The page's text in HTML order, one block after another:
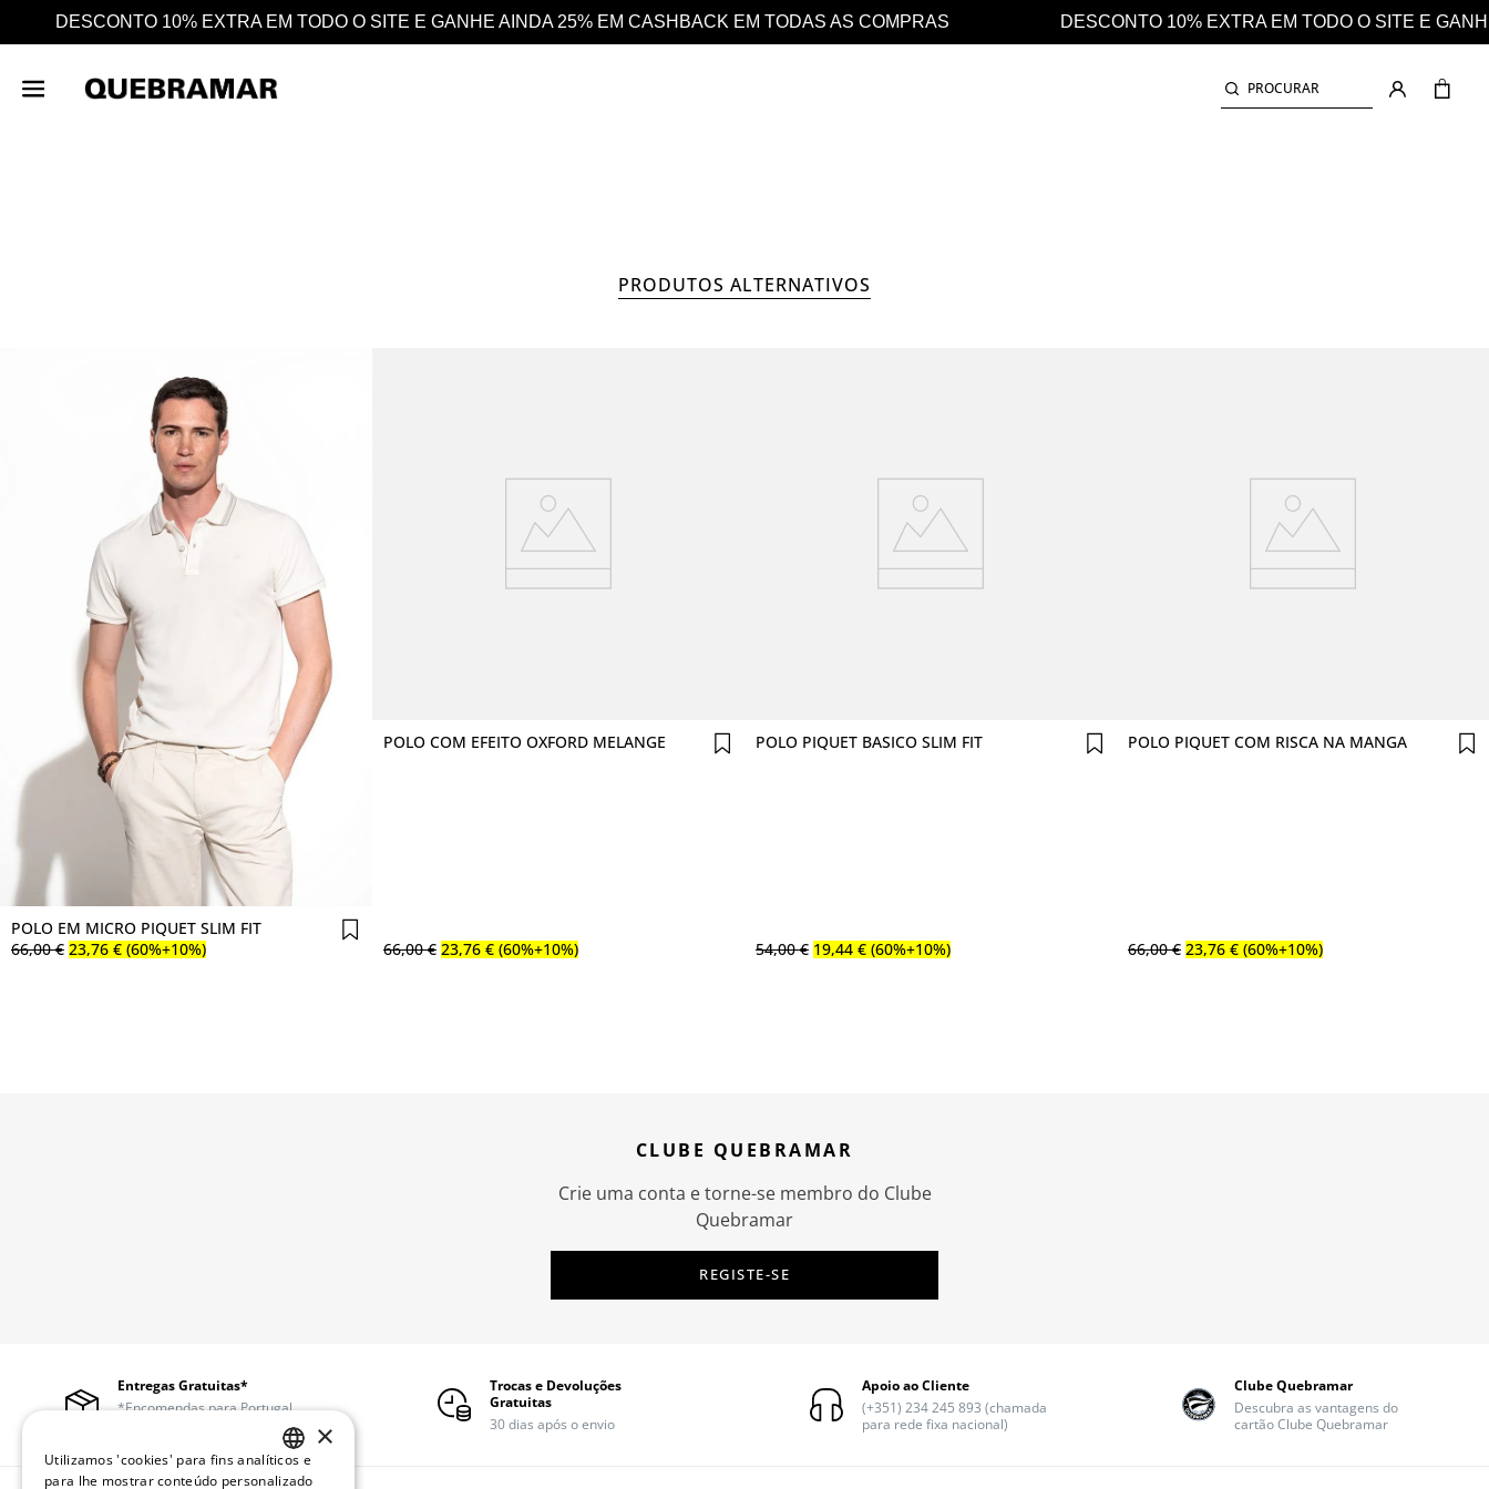
GANHE AINDA 25% EM CASHBACK EM TODAS AS COMPRAS DESCONTO 10% EXTRA EM TODO O SITE E GANHE AINDA 25% EM CASHBACK EM TODAS AS
PROCURAR
PRODUTOS ALTERNATIVOS
Comprar agora
POLO EM MICRO PIQUET SLIM FIT
66,00 € 23,76 € (60%+10%)
POLO COM EFEITO OXFORD MELANGE
66,00 € 23,76 € (60%+10%)
POLO PIQUET BASICO SLIM FIT
54,00 € 19,44 € (60%+10%)
POLO PIQUET COM RISCA NA MANGA
66,00 € 23,76 € (60%+10%)
CLUBE QUEBRAMAR
Crie uma conta e torne-se membro do Clube
Quebramar
REGISTE-SE
Entregas Gratuitas*
*Encomendas para Portugal
Trocas e Devoluções
Gratuitas
30 dias após o envio
Apoio ao Cliente
(+351) 234 245 893 (chamada
para rede fixa nacional)
Clube Quebramar
Descubra as vantagens do
cartão Clube Quebramar
PORTUGUESE
×
Utilizamos 'cookies' para fins analíticos e
para lhe mostrar conteúdo personalizado